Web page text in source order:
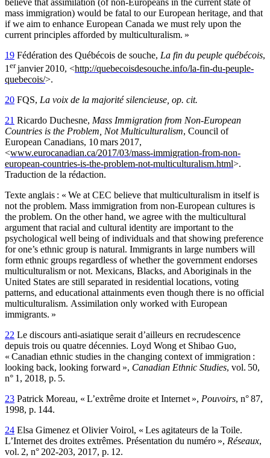
mass immigration) would be fatal to our European heritage, and that
if we aim to enhance European Canada we must rely upon the
current principles afforded by multiculturalism. »
19 Fédération des Québécois de souche, La fin du peuple québécois,
1 erjanvier 2010, <http://quebecoisdesouche.info/la-fin-du-peuple-
quebecois/>.
20 FQS, La voix de la majorité silencieuse, op. cit.
21 Ricardo Duchesne, Mass Immigration from Non-European
Countries is the Problem, Not Multiculturalism, Council of
European Canadians, 10 mars 2017,
<www.eurocanadian.ca/2017/03/mass-immigration-from-non-
european-countries-is-the-problem-not-multiculturalism.html>.
Traduction de la rédaction.
Texte anglais : « We at CEC believe that multiculturalism in itself is
not the problem. Mass immigration from non-European cultures is
the problem. On the other hand, we agree with the multicultural
argument that racial and cultural identity are important to the
psychological well being of individuals and that showing preference
for one’s ethnic group is natural. Immigrants in large numbers will
form ethnic groups regardless of whether the government endorses
multiculturalism or not. Mexicans, Blacks, and Aboriginals in the
United States are still separated in residential locations, voting
patterns, and educational attainments even though there is no official
multiculturalism. Assimilation only worked with European
immigrants. »
22 Le discours anti-asiatique serait d’ailleurs en recrudescence
depuis trois ou quatre décennies. Loyd Wong et Shibao Guo,
« Canadian ethnic studies in the changing context of immigration :
looking back, looking forward », Canadian Ethnic Studies, vol. 50,
n° 1, 2018, p. 5.
23 Patrick Moreau, « L’extrême droite et Internet », Pouvoirs, n° 87,
1998, p. 144.
24 Elsa Gimenez et Olivier Voirol, « Les agitateurs de la Toile.
L’Internet des droites extrêmes. Présentation du numéro », Réseaux,
vol. 2, n° 202-203, 2017, p. 12.